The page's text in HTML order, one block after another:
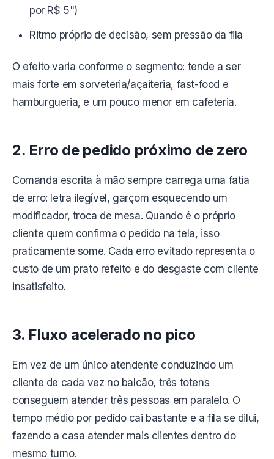
por R$ 5")
Ritmo próprio de decisão, sem pressão da fila
O efeito varia conforme o segmento: tende a ser
mais forte em sorveteria/açaiteria, fast-food e
hamburgueria, e um pouco menor em cafeteria.
2. Erro de pedido próximo de zero
Comanda escrita à mão sempre carrega uma fatia
de erro: letra ilegível, garçom esquecendo um
modificador, troca de mesa. Quando é o próprio
cliente quem confirma o pedido na tela, isso
praticamente some. Cada erro evitado representa o
custo de um prato refeito e do desgaste com cliente
insatisfeito.
3. Fluxo acelerado no pico
Em vez de um único atendente conduzindo um
cliente de cada vez no balcão, três totens
conseguem atender três pessoas em paralelo. O
tempo médio por pedido cai bastante e a fila se dilui,
fazendo a casa atender mais clientes dentro do
mesmo turno.